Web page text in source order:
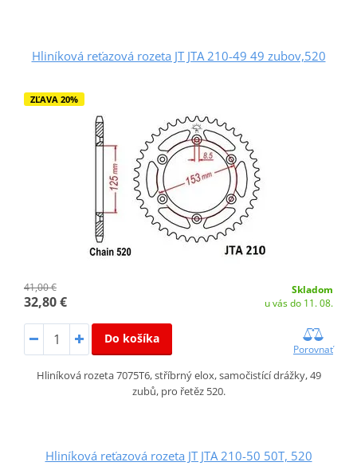
Hliníková reťazová rozeta JT JTA 210-49 49 zubov,520
ZĽAVA 20%
41,00 €
32,80 €
Skladom
u vás do 11. 08.
Do košíka
Porovnať
Hliníková rozeta 7075T6, stříbrný elox, samočistící drážky, 49
zubů, pro řetěz 520.
Hliníková reťazová rozeta JT JTA 210-50 50T, 520